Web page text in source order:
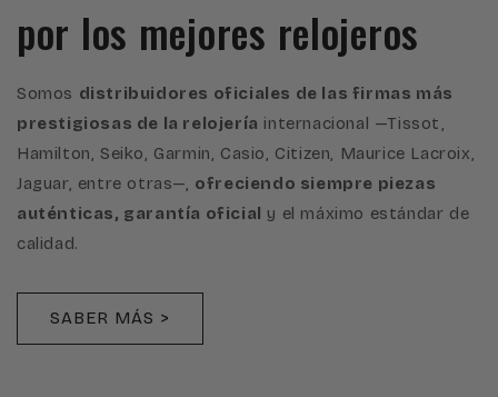
por los mejores relojeros
Somos distribuidores oficiales de las firmas más
prestigiosas de la relojería internacional —Tissot,
Hamilton, Seiko, Garmin, Casio, Citizen, Maurice Lacroix,
Jaguar, entre otras—, ofreciendo siempre piezas
auténticas, garantía oficial y el máximo estándar de
calidad.
SABER MÁS >